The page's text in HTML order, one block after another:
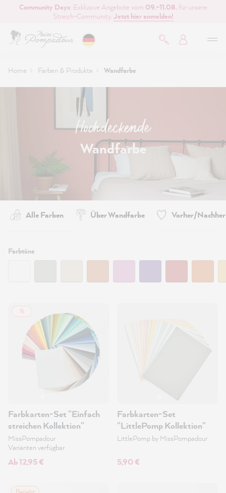
springen
Community Days: Exklusive Angebote vom 09.–11.08. für unsere
Streich-Community. Jetzt hier anmelden!
Home Farben & Produkte Wandfarbe
Hochdeckende
Wandfarbe
Alle Farben Über Wandfarbe Vorher/
Farbtöne
%
Farbkarten-Set "Einfach
streichen Kollektion"
MissPompadour
Varianten verfügbar
Ab 12,95 €
Farbkarten-Set
"LittlePomp Kollektion"
LittlePomp by MissPompadour
5,90 €
Beliebt